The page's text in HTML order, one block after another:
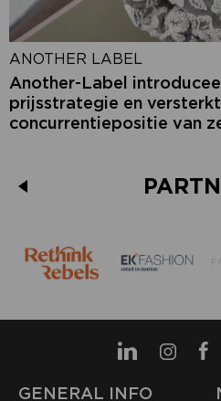
ANOTHER LABEL
Another-Label
prijsstrategie en versterkt
concurrentiepositie van
GENERAL INFO